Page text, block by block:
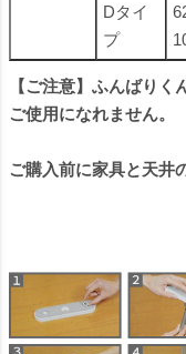
Dタイ
プ
【ご注意】ふんばり
ご使用になれません。
ご購入前に家具と天井